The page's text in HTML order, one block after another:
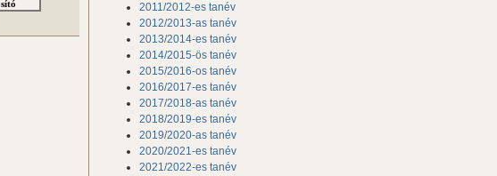
2011/2012-es tanév
2012/2013-as tanév
2013/2014-es tanév
2014/2015-ös tanév
2015/2016-os tanév
2016/2017-es tanév
2017/2018-as tanév
2018/2019-es tanév
2019/2020-as tanév
2020/2021-es tanév
2021/2022-es tanév